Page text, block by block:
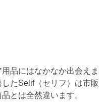
品にはなかなか出会えま
たSelif（セリフ）は市販
とは全然違います。